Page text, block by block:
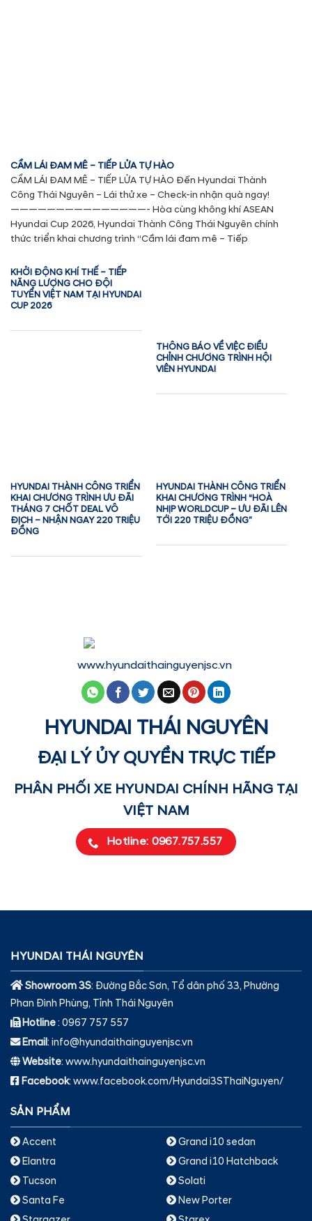
CẦM LÁI ĐAM MÊ – TIẾP LỬA TỰ HÀO
CẦM LÁI ĐAM MÊ – TIẾP LỬA TỰ HÀO Đến Hyundai Thành
Công Thái Nguyên – Lái thử xe – Check-in nhận quà ngay!
———————————————- Hòa cùng không khí ASEAN
Hyundai Cup 2026, Hyundai Thành Công Thái Nguyên chính
thức triển khai chương trình “Cầm lái đam mê – Tiếp
KHỞI ĐỘNG KHÍ THẾ – TIẾP
NĂNG LƯỢNG CHO ĐỘI
TUYỂN VIỆT NAM TẠI HYUNDAI
CUP 2026
THÔNG BÁO VỀ VIỆC ĐIỀU
CHỈNH CHƯƠNG TRÌNH HỘI
VIÊN HYUNDAI
HYUNDAI THÀNH CÔNG TRIỂN
KHAI CHƯƠNG TRÌNH ƯU ĐÃI
THÁNG 7 CHỐT DEAL VÔ
ĐỊCH – NHẬN NGAY 220 TRIỆU
ĐỒNG
HYUNDAI THÀNH CÔNG TRIỂN
KHAI CHƯƠNG TRÌNH “HOÀ
NHỊP WORLDCUP – ƯU ĐÃI LÊN
TỚI 220 TRIỆU ĐỒNG”
www.hyundaithainguyenjsc.vn
HYUNDAI THÁI NGUYÊN
ĐẠI LÝ ỦY QUYỀN TRỰC TIẾP
PHÂN PHỐI XE HYUNDAI CHÍNH HÃNG TẠI
VIỆT NAM
Hotline: 0967.757.557
HYUNDAI THÁI NGUYÊN
Showroom 3S: Đường Bắc Sơn, Tổ dân phố 33, Phường
Phan Đình Phùng, Tỉnh Thái Nguyên
Hotline: 0967 757 557
Email: info@hyundaithainguyenjsc.vn
Website: www.hyundaithainguyenjsc.vn
Facebook: www.facebook.com/Hyundai3SThaiNguyen/
SẢN PHẨM
Accent
Elantra
Tucson
Santa Fe
Grand i10 sedan
Grand i10 Hatchback
Solati
New Porter